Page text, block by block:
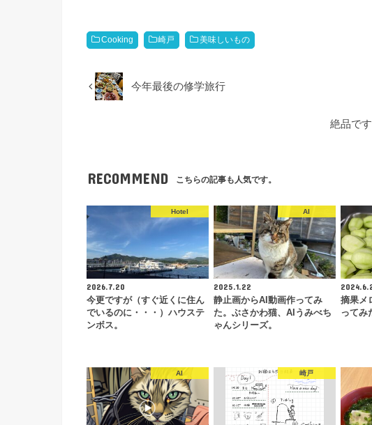
Cooking 崎戸 美味しいもの
今年最後の修学旅行
絶品で
RECOMMEND こちらの記事も人気です。
Hotel
2026.7.20
今更ですが（すぐ近くに住ん
でいるのに・・・）ハウステ
ンボス。
AI
2025.1.22
静止画からAI動画作ってみ
た。ぶさかわ猫、AIうみべち
ゃんシリーズ。
摘果メ
ってみ
AI 崎戸